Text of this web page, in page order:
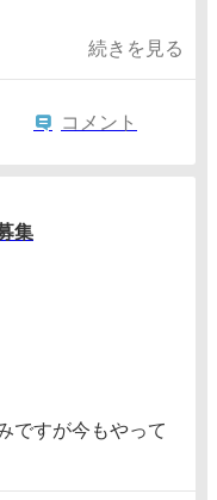
続きを見る
コメント
集
ですが今もやって